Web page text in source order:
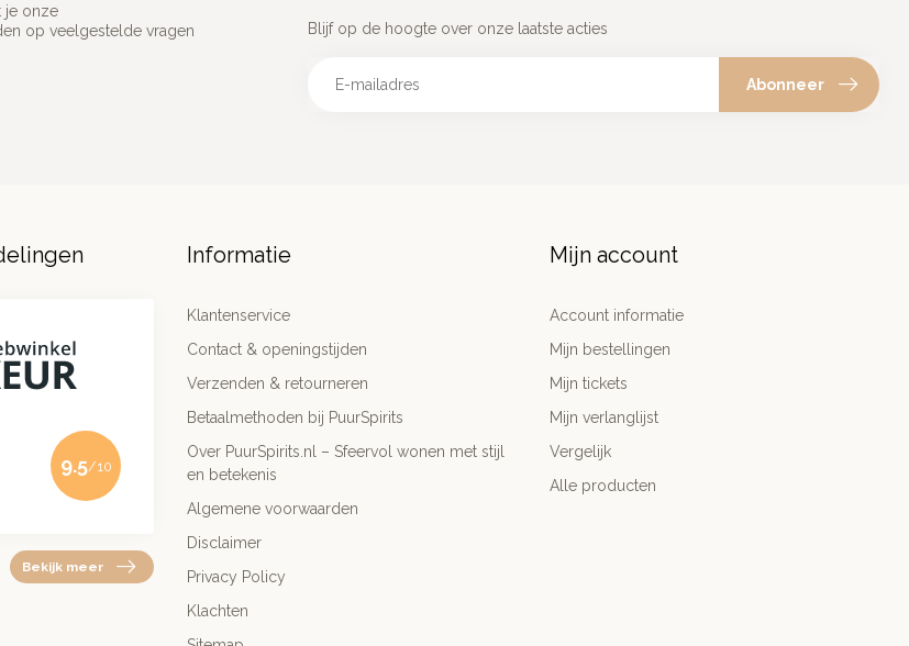
je onze
op veelgestelde vragen
Blijf op de hoogte over onze laatste acties
Abonneer
9.5/10
Bekijk meer
Informatie
Klantenservice
Contact & openingstijden
Verzenden & retourneren
Betaalmethoden bij PuurSpirits
Over PuurSpirits.nl – Sfeervol wonen met stijl
en betekenis
Algemene voorwaarden
Disclaimer
Privacy Policy
Klachten
Mijn account
Account informatie
Mijn bestellingen
Mijn tickets
Mijn verlanglijst
Vergelijk
Alle producten